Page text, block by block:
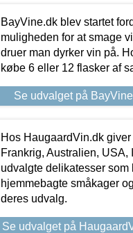
BayVine.dk blev startet
muligheden for at smage
druer man dyrker vin på.
købe 6 eller 12 flasker af
Se udvalget på
Hos HaugaardVin.dk
Frankrig, Australien,
udvalgte delikatesser som
hjemmebagte småkager
deres udvalg.
Se udvalget på